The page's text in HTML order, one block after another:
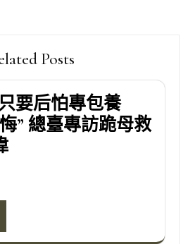
Posts
要后怕專包養
” 總臺專訪跪母救